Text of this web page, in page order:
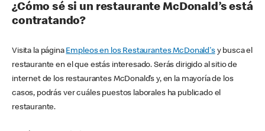
¿Cómo sé si un restaurante McDonald’s está
contratando?
Visita la página Empleos en los Restaurantes McDonald'sy busca el
restaurante en el que estás interesado. Serás dirigido al sitio de
internet de los restaurantes McDonald’s y, en la mayoría de los
casos, podrás ver cuáles puestos laborales ha publicado el
restaurante.